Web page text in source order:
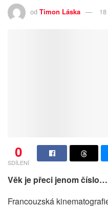
od Timon Láska
0
SDÍLENÍ
Věk je přeci jenom
Francouzská